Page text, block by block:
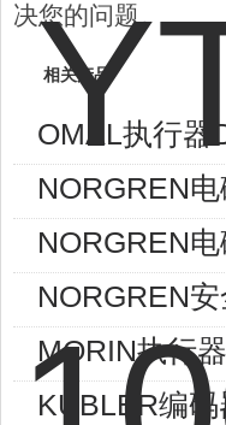
决您的问题。
相关产品
OMAL执行器
NORGREN
NORGREN
NORGREN
MORIN执行
KUBLER编